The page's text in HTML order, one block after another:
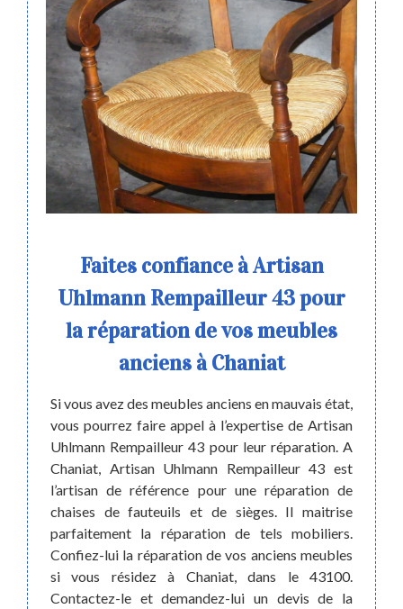
et
offre
de
de
est
de
nous
que
Faites confiance à Artisan
Uhlmann Rempailleur 43 pour
la réparation de vos meubles
anciens à Chaniat
Si vous avez des meubles anciens en mauvais état,
vous pourrez faire appel à l’expertise de Artisan
Uhlmann Rempailleur 43 pour leur réparation. A
Chaniat, Artisan Uhlmann Rempailleur 43 est
l’artisan de référence pour une réparation de
chaises de fauteuils et de sièges. Il maitrise
parfaitement la réparation de tels mobiliers.
Confiez-lui la réparation de vos anciens meubles
si vous résidez à Chaniat, dans le 43100.
Contactez-le et demandez-lui un devis de la
état
la